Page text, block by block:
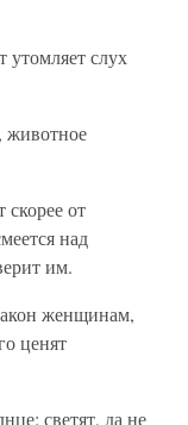
утомляет слух
животное
от
над
им.
женщинам,
ценят
светят, да не